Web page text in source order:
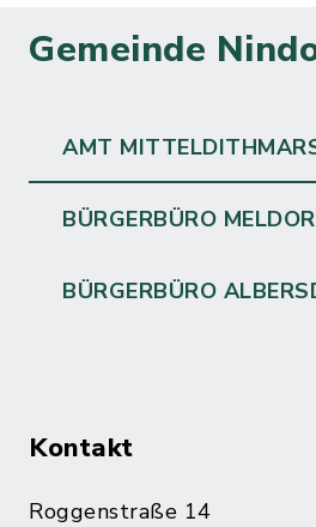
Gemeinde
AMT
BÜRGERBÜRO
BÜRGERBÜRO
Kontakt
Roggenstraße 14